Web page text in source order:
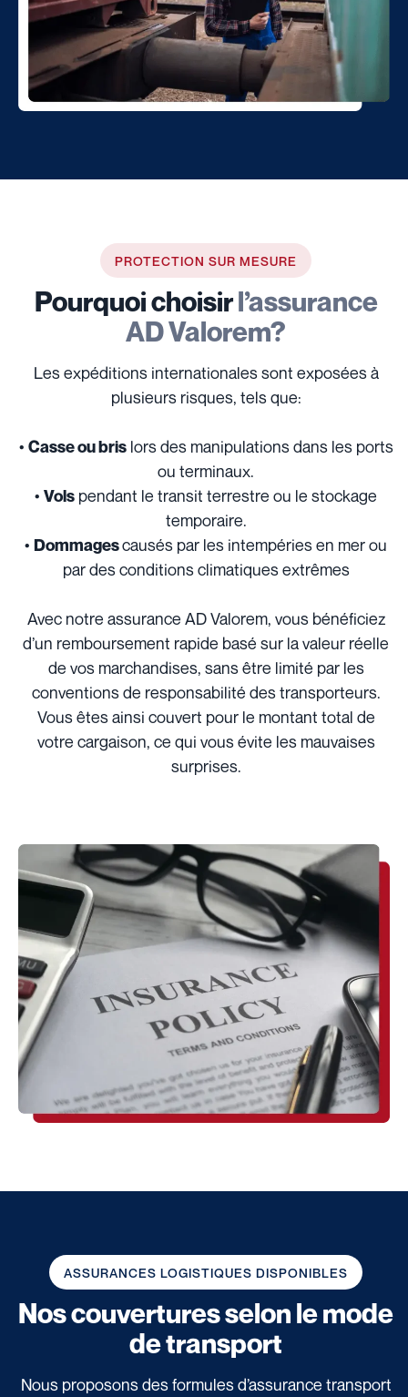
PROTECTION SUR MESURE
Pourquoi choisirl’assurance
AD Valorem?
Les expéditions internationales sont exposées à
plusieurs risques, tels que:
• Casse ou brislors des manipulations dans les ports
ou terminaux.
•Vols pendant le transit terrestre ou le stockage
temporaire.
•Dommagescausés par les intempéries en mer ou
par des conditions climatiques extrêmes
Avec notre assurance AD Valorem, vous bénéficiez
d’un remboursement rapide basé sur la valeur réelle
de vos marchandises, sans être limité par les
conventions de responsabilité des transporteurs.
Vous êtes ainsi couvert pour le montant total de
votre cargaison, ce qui vous évite les mauvaises
surprises.
ASSURANCES LOGISTIQUES DISPONIBLES
Nos couvertures selon le mode
de transport
Nous proposons des formules d’assurance transport